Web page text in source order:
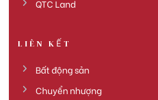
QTC Land
LIÊN KẾT
Bất động sản
Chuyển nhượng